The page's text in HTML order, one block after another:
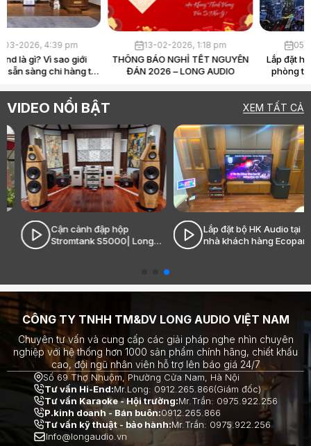
30-03-2026, 4:39 pm
Loa Hi-End là gì? Vì sao giới
audiophile sẵn sàng chi hàng tỷ
13-02-2026, 1:18 pm
THÔNG BÁO NGHỈ TẾT NGUYÊN
ĐÁN 2026 – LONG AUDIO
VIDEO NỔI BẬT XEM TẤT CẢ
Cận cảnh đập hộp
Stromtank S5000| Long
Audio - Âm thanh Hi-End
Lắp đặt bộ HK Audio tại
nhà khách hàng Ecopark|
Long Audio - Âm thanh Hi-
CÔNG TY TNHH TM&DV LONG AUDIO VIỆT NAM
Chuyên tư vấn và cung cấp các giải pháp nghe nhìn chuyên
nghiệp với hệ thống hơn 1000 sản phẩm chính hãng, chiết khấu
cao, đội ngũ nhân viên hỗ trợ lên báo giá 24/7
Số 69 Thợ Nhuộm, Phường Cửa Nam, Hà Nội
Tư vấn Hi-End:Mr.Long: 0912.265.866(Giám đốc)
Tư vấn Karaoke - Hội trường:Mr.Trần: 0975.922.256
P.kinh doanh - Bán buôn:0912.265.866
Tư vấn kỹ thuật - bảo hành:Mr.Trần: 0975.922.256
Info@longaudio.vn